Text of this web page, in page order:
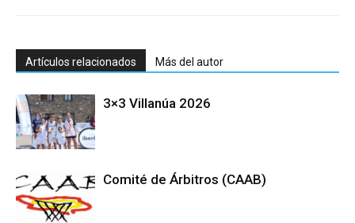
Artículos relacionados Más del autor
3×3 Villanúa 2026
Comité de Árbitros (CAAB)